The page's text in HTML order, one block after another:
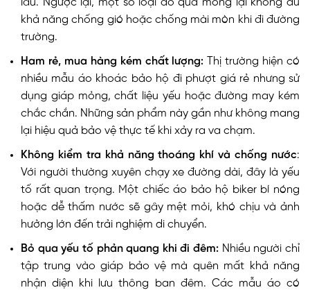
lâu. Ngược lại, một số loại áo quá mỏng lại không đủ
khả năng chống gió hoặc chống mài mòn khi đi đường
trường.
Ham rẻ, mua hàng kém chất lượng:
Thị trường hiện có
nhiều mẫu áo khoác bảo hộ đi phượt giá rẻ nhưng sử
dụng giáp mỏng, chất liệu yếu hoặc đường may kém
chắc chắn. Những sản phẩm này gần như không mang
lại hiệu quả bảo vệ thực tế khi xảy ra va chạm.
Không kiểm tra khả năng thoáng khí và chống nước:
Với người thường xuyên chạy xe đường dài, đây là yếu
tố rất quan trọng. Một chiếc áo bảo hộ biker bí nóng
hoặc dễ thấm nước sẽ gây mệt mỏi, khó chịu và ảnh
hưởng lớn đến trải nghiệm di chuyển.
Bỏ qua yếu tố phản quang khi đi đêm: Nhiều người chỉ
tập trung vào giáp bảo vệ mà quên mất khả năng
nhận diện khi lưu thông ban đêm. Các mẫu áo có